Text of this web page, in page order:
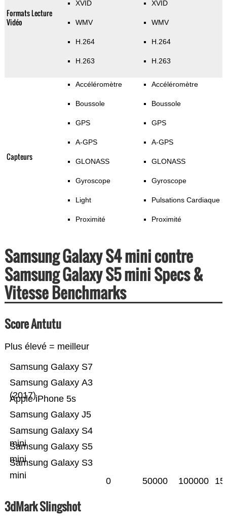
Formats Lecture
Vidéo
XVID
WMV
H.264
H.263
XVID
WMV
H.264
H.263
Capteurs
Accéléromètre
Boussole
GPS
A-GPS
GLONASS
Gyroscope
Light
Proximité
Accéléromètre
Boussole
GPS
A-GPS
GLONASS
Gyroscope
Pulsations Cardiaque
Proximité
Samsung Galaxy S4 mini contre
Samsung Galaxy S5 mini Specs &
Vitesse Benchmarks
Score Antutu
Plus élevé = meilleur
Samsung Galaxy S3
mini
Samsung Galaxy S5
mini
Samsung Galaxy S4
mini
Samsung Galaxy J5
Apple iPhone 5s
Samsung Galaxy A3
(2017)
Samsung Galaxy S7
0 50000 100000
3dMark Slingshot